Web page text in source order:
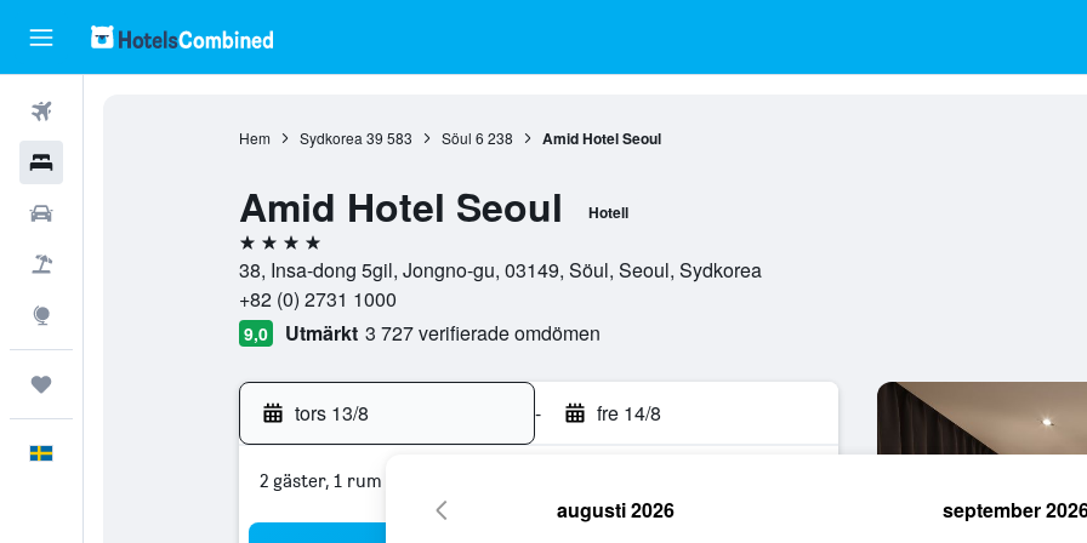
Hem Sydkorea 39 583 Söul 6 238 Amid Hotel Seoul
Amid Hotel Seoul Hotell
4 stjärnor
38, Insa-dong 5gil, Jongno-gu, 03149, Söul, Seoul, Sydkorea
+82 (0) 2731 1000
9,0 Utmärkt 3 727 verifierade omdömen
tors 13/8 - fre 14/8
2 gäster, 1 rum
augusti 2026 september